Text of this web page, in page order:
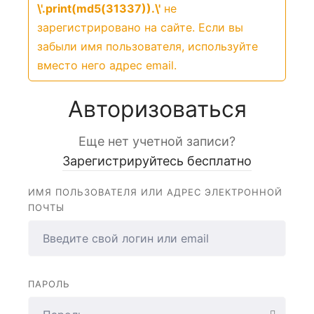
и получение свидетельства
для тех, кто хочет получить первичную
включает в себя изучение основ
экскурсий в различных регионах и на разные
экскурсионной деятельности,
методика проведения экскурсии,
и организация экскурсий,
\'.print(md5(31337)).\' не
зарегистрировано на сайте. Если вы
забыли имя пользователя, используйте
вместо него адрес email.
Авторизоваться
Еще нет учетной записи?
Зарегистрируйтесь бесплатно
ИМЯ ПОЛЬЗОВАТЕЛЯ ИЛИ АДРЕС ЭЛЕКТРОННОЙ
ПОЧТЫ
ПАРОЛЬ